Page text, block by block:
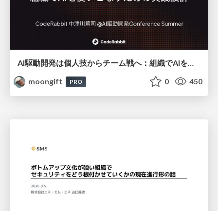
AI駆動開発は個人技からチーム戦へ：組織でAIを使いこなすための実践設計
moongift
PRO 0 450